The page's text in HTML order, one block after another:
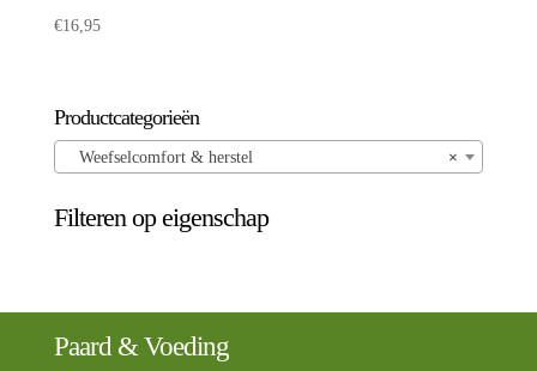
€16,95
Productcategorieën
×
Weefselcomfort & herstel
Filteren op eigenschap
Paard & Voeding